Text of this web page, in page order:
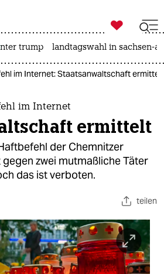
taz zahl ich
zahl ich

taz zahl ich
trump landtagswahl in sachsen-
im Internet: Staatsanwaltschaft ermittelt
im Internet
ermittelt
der Chemnitzer
zwei mutmaßliche Täter
das ist verboten.
teilen